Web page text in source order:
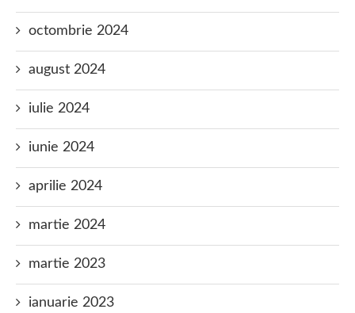
octombrie 2024
august 2024
iulie 2024
iunie 2024
aprilie 2024
martie 2024
martie 2023
ianuarie 2023